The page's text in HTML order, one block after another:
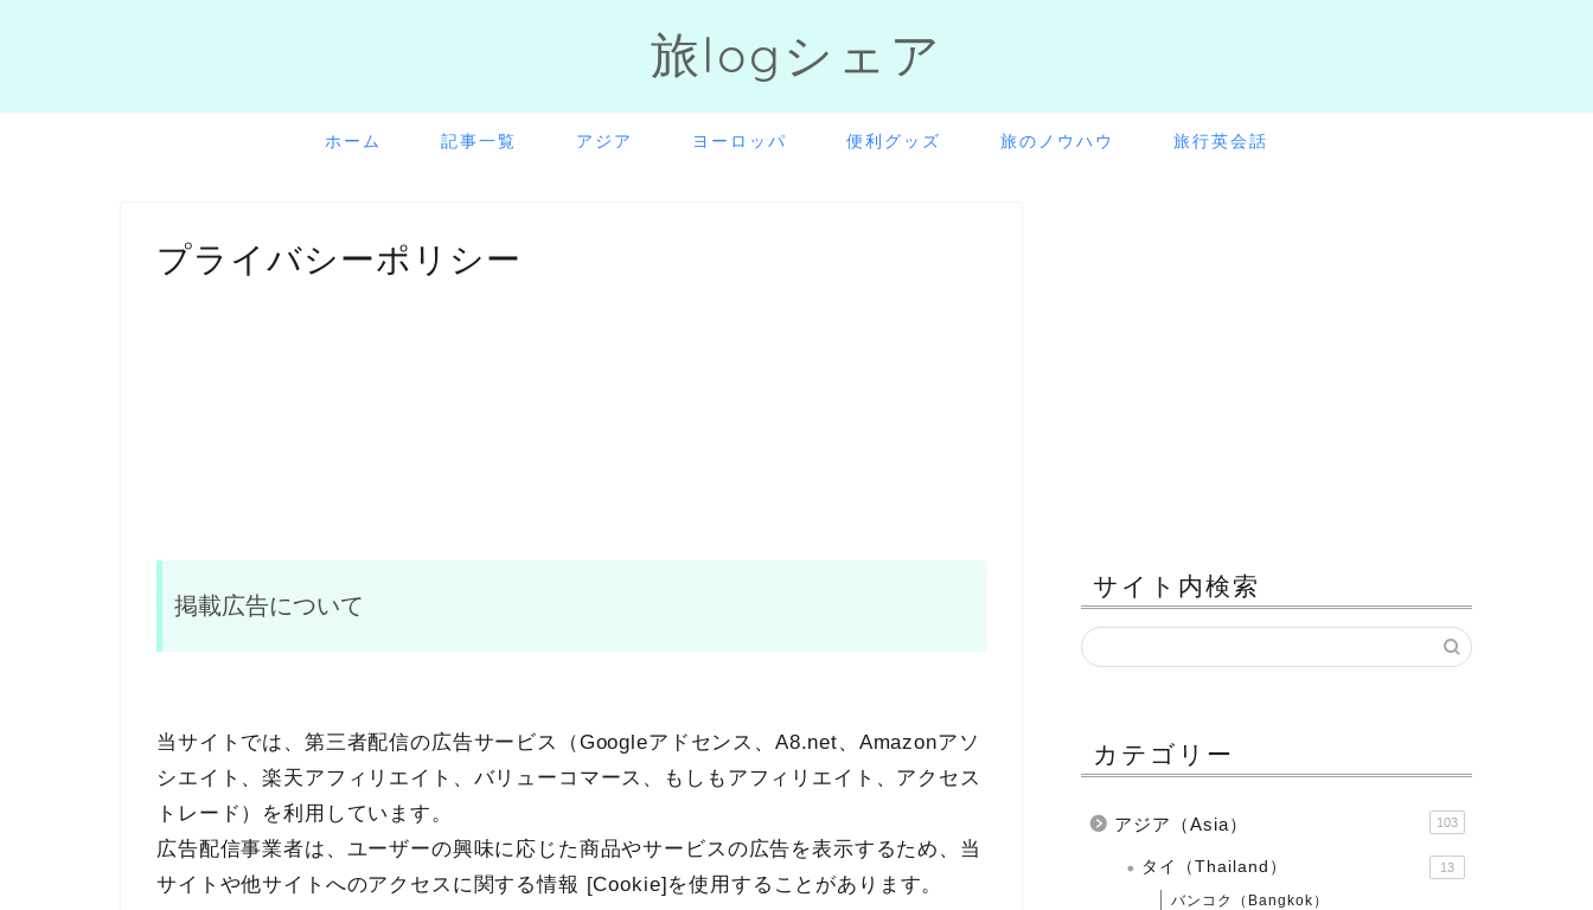
旅logシェア
ホーム 記事一覧 アジア ヨーロッパ 便利グッズ 旅のノウハウ 旅行英会話
プライバシーポリシー
掲載広告について
当サイトでは、第三者配信の広告サービス（Googleアドセンス、A8.net、Amazonアソ
シエイト、楽天アフィリエイト、バリューコマース、もしもアフィリエイト、アクセス
トレード）を利用しています。
広告配信事業者は、ユーザーの興味に応じた商品やサービスの広告を表示するため、当
サイトや他サイトへのアクセスに関する情報 [Cookie]を使用することがあります。
サイト内検索
カテゴリー
アジア（Asia） 103
タイ（Thailand） 13
バンコク（Bangkok）